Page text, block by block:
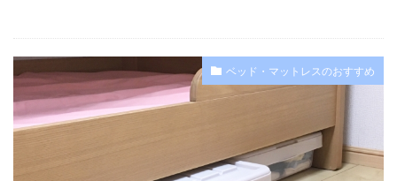
ベッド・マットレスのおすすめ